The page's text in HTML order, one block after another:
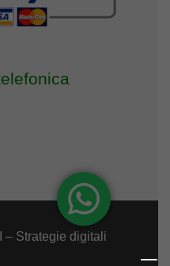
– Strategie digitali